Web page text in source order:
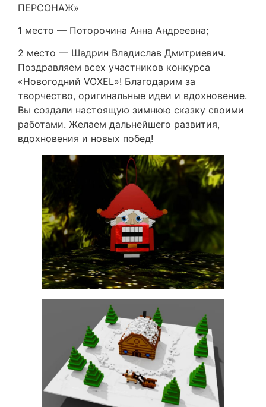
ПЕРСОНАЖ»
1 место — Поторочина Анна Андреевна;
2 место — Шадрин Владислав Дмитриевич.
Поздравляем всех участников конкурса
«Новогодний VOXEL»! Благодарим за
творчество, оригинальные идеи и вдохновение.
Вы создали настоящую зимнюю сказку своими
работами. Желаем дальнейшего развития,
вдохновения и новых побед!